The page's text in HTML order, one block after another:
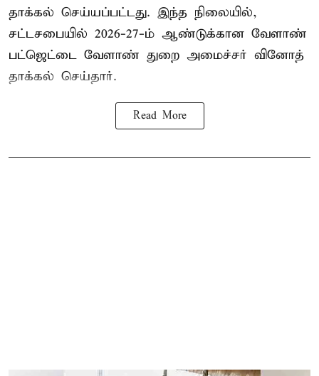
தாக்கல் செய்யப்பட்டது. இந்த நிலையில்,
சட்டசபையில் 2026-27-ம் ஆண்டுக்கான வேளாண்
பட்ஜெட்டை வேளாண் துறை அமைச்சர் வினோத்
தாக்கல் செய்தார்.
Read More